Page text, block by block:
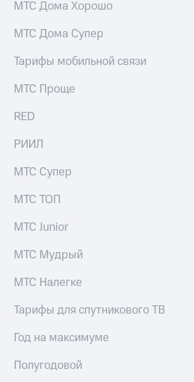
МТС Дома Хорошо
МТС Дома Супер
Тарифы мобильной связи
МТС Проще
RED
РИИЛ
МТС Супер
МТС ТОП
МТС Junior
МТС Мудрый
МТС Налегке
Тарифы для спутникового ТВ
Год на максимуме
Полугодовой